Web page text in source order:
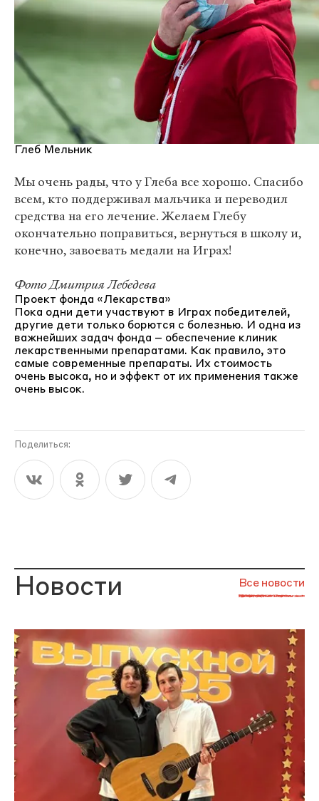
Глеб Мельник
Мы очень рады, что у Глеба все хорошо. Спасибо
всем, кто поддерживал мальчика и переводил
средства на его лечение. Желаем Глебу
окончательно поправиться, вернуться в школу и,
конечно, завоевать медали на Играх!
Фото Дмитрия Лебедева
Проект фонда «Лекарства»
Пока одни дети участвуют в Играх победителей,
другие дети только борются с болезнью. И одна из
важнейших задач фонда – обеспечение клиник
лекарственными препаратами. Как правило, это
самые современные препараты. Их стоимость
очень высока, но и эффект от их применения также
очень высок.
Поделиться:
Новости Все новости